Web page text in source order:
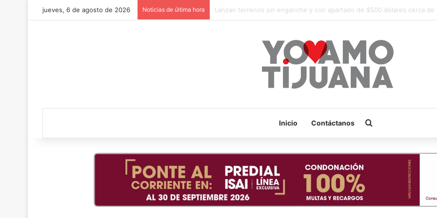
jueves, 6 de agosto de 2026 Noticias de última hora ¡Es hora de apoyar! mañana Zonkeys tendrá su último partido en casa
Inicio Contáctanos